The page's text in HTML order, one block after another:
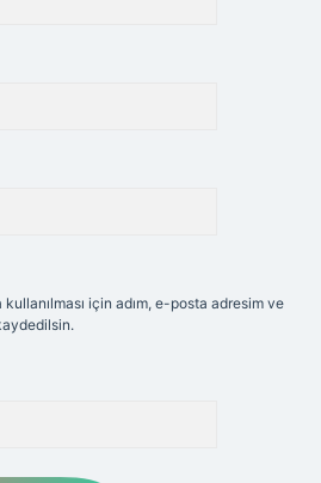
için adım, e-posta adresim ve